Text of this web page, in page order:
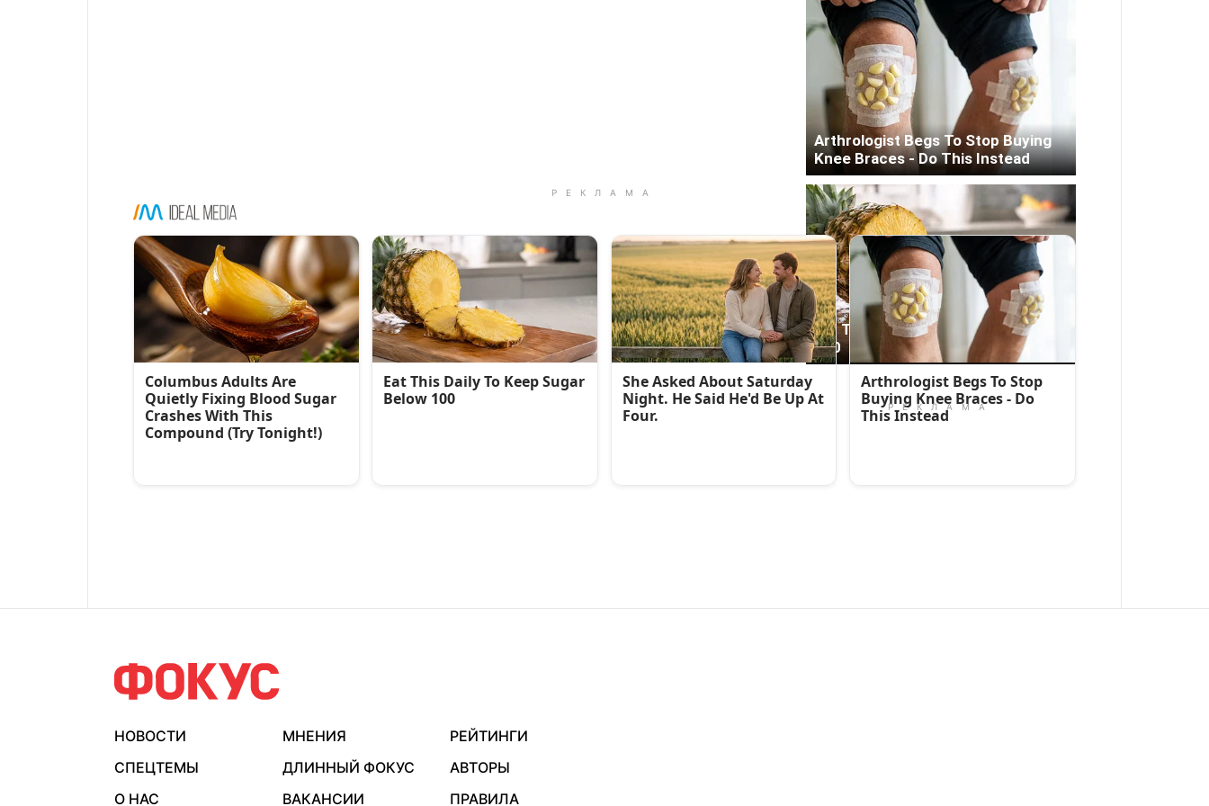
НОВОСТИ МНЕНИЯ
РЕЙТИНГИ
СПЕЦТЕМЫ
ДЛИННЫЙ ФОКУС
АВТОРЫ
О НАС
ВАКАНСИИ ПРАВИЛА